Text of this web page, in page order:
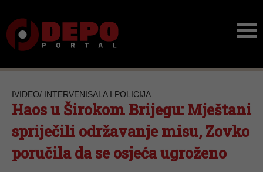
IVIDEO/ INTERVENISALA I POLICIJA
Haos u Širokom Brijegu: Mještani
spriječili održavanje misu, Zovko
poručila da se osjeća ugroženo